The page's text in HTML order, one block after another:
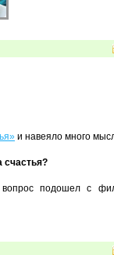
и навеяло много
счастья?
подошел с